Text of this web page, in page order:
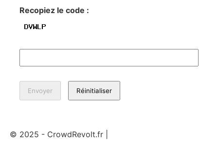
Recopiez le code :
© 2025 - CrowdRevolt.fr |